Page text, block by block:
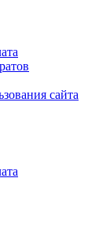
сайта